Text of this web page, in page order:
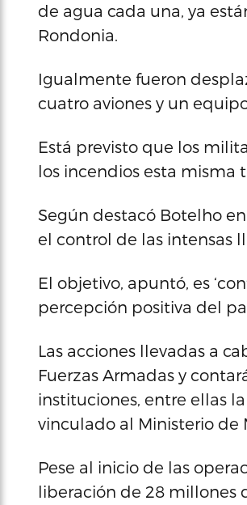
de agua cada una, ya
Rondonia.
Igualmente fueron
cuatro aviones y un
Está previsto que los
los incendios esta misma
Según destacó Botelho
el control de las intensas
El objetivo, apuntó, es
percepción positiva del
Las acciones llevadas a
Fuerzas Armadas y
instituciones, entre ellas
vinculado al Ministerio de
Pese al inicio de las
liberación de 28 millones